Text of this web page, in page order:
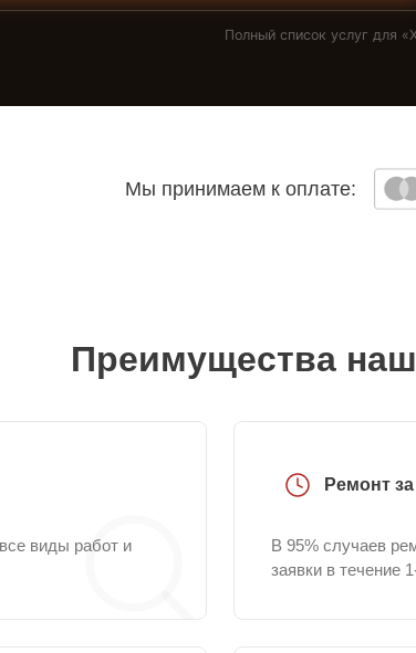
Полный список услуг для «
Мы принимаем к оплате:
Преимущества
виды работ и
Ремонт
В 95% случаев
заявки в течение